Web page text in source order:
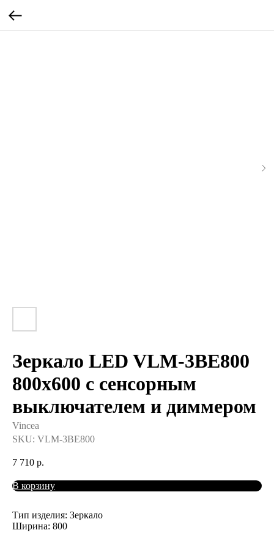
Зеркало LED VLM-3BE800
800х600 c сенсорным
выключателем и диммером
Vincea
SKU: VLM-3BE800
7 710 р.
В корзину
Тип изделия: Зеркало
Ширина: 800